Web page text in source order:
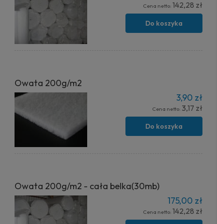
Cena netto: 142,28 zł
Do koszyka
Owata 200g/m2
3,90 zł
Cena netto: 3,17 zł
Do koszyka
Owata 200g/m2 - cała belka(30mb)
175,00 zł
Cena netto: 142,28 zł